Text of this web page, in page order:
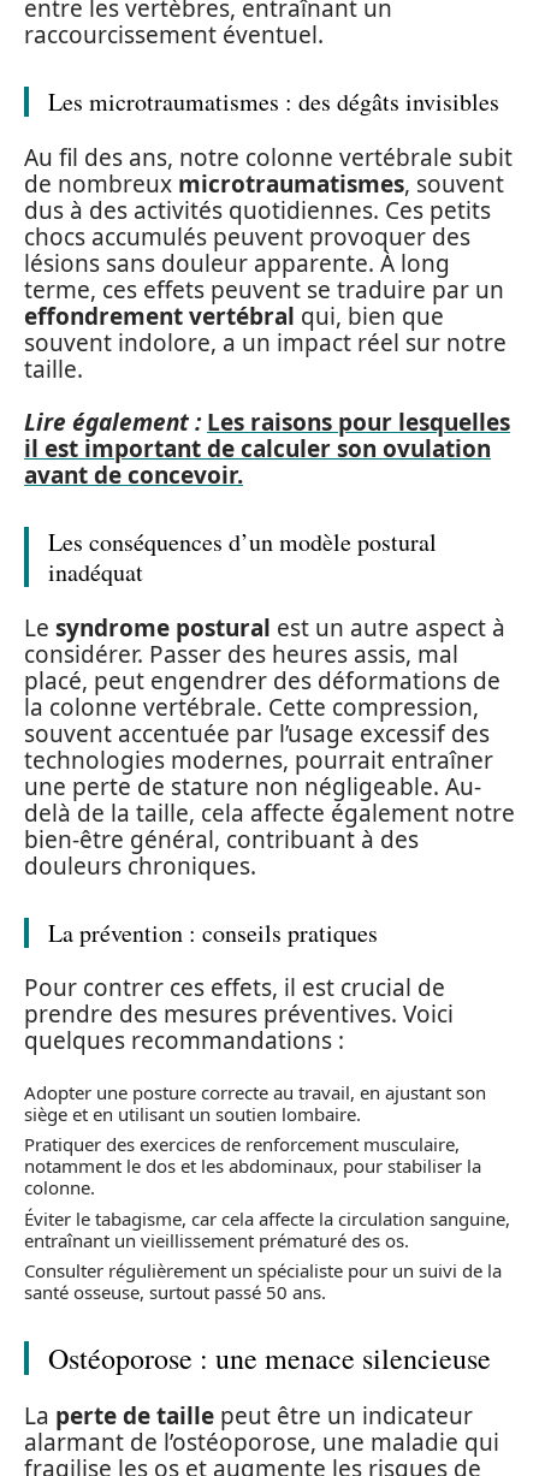
entre les vertèbres, entraînant un
raccourcissement éventuel.
Les microtraumatismes : des dégâts invisibles
Au fil des ans, notre colonne vertébrale subit
de nombreux microtraumatismes, souvent
dus à des activités quotidiennes. Ces petits
chocs accumulés peuvent provoquer des
lésions sans douleur apparente. À long
terme, ces effets peuvent se traduire par un
effondrement vertébral qui, bien que
souvent indolore, a un impact réel sur notre
taille.
Lire également : Les raisons pour lesquelles
il est important de calculer son ovulation
avant de concevoir.
Les conséquences d’un modèle postural
inadéquat
Le syndrome postural est un autre aspect à
considérer. Passer des heures assis, mal
placé, peut engendrer des déformations de
la colonne vertébrale. Cette compression,
souvent accentuée par l’usage excessif des
technologies modernes, pourrait entraîner
une perte de stature non négligeable. Au-
delà de la taille, cela affecte également notre
bien-être général, contribuant à des
douleurs chroniques.
La prévention : conseils pratiques
Pour contrer ces effets, il est crucial de
prendre des mesures préventives. Voici
quelques recommandations :
Adopter une posture correcte au travail, en ajustant son
siège et en utilisant un soutien lombaire.
Pratiquer des exercices de renforcement musculaire,
notamment le dos et les abdominaux, pour stabiliser la
colonne.
Éviter le tabagisme, car cela affecte la circulation sanguine,
entraînant un vieillissement prématuré des os.
Consulter régulièrement un spécialiste pour un suivi de la
santé osseuse, surtout passé 50 ans.
Ostéoporose : une menace silencieuse
La perte de taille peut être un indicateur
alarmant de l’ostéoporose, une maladie qui
fragilise les os et augmente les risques de